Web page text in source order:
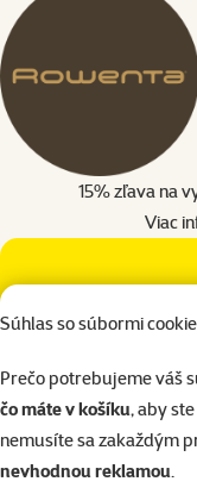
Súhlas so súbormi cookie
Prečo potrebujeme váš
čo máte v košíku, aby
nemusíte sa zakaždým
nevhodnou reklamou.
15% zľava na
Viac